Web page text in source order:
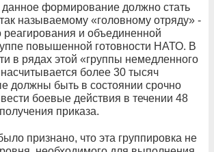
данное формирование должно стать
называемому «головному отряду» -
реагирования и объединенной
повышенной готовности НАТО. В
в рядах этой «группы немедленного
более 30 тысяч
должны быть в состоянии срочно
боевые действия в течении 48
приказа.
признано, что эта группировка не